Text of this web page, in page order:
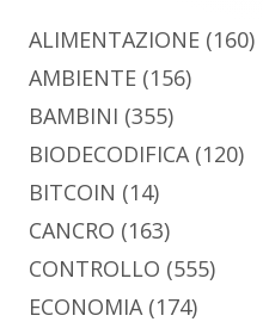
ALIMENTAZIONE (160)
AMBIENTE (156)
BAMBINI (355)
BIODECODIFICA(120)
BITCOIN (14)
CANCRO (163)
CONTROLLO (555)
ECONOMIA(174)